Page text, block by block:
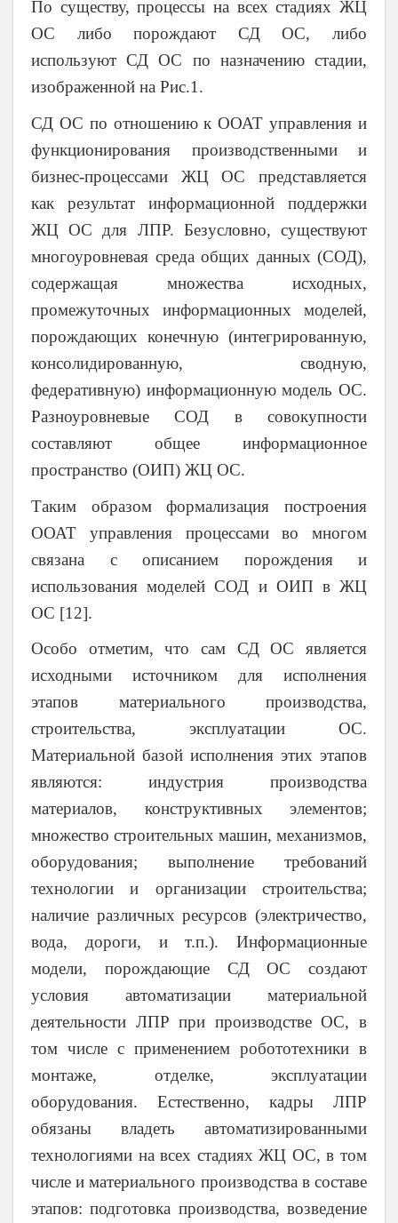
По существу, процессы на всех стадиях ЖЦ
ОС либо порождают СД ОС, либо
используют СД ОС по назначению стадии,
изображенной на Рис.1.
СД ОС по отношению к ООАТ управления и
функционирования производственными и
бизнес-процессами ЖЦ ОС представляется
как результат информационной поддержки
ЖЦ ОС для ЛПР. Безусловно, существуют
многоуровневая среда общих данных (СОД),
содержащая множества исходных,
промежуточных информационных моделей,
порождающих конечную (интегрированную,
консолидированную, сводную,
федеративную) информационную модель ОС.
Разноуровневые СОД в совокупности
составляют общее информационное
пространство (ОИП) ЖЦ ОС.
Таким образом формализация построения
ООАТ управления процессами во многом
связана с описанием порождения и
использования моделей СОД и ОИП в ЖЦ
ОС [12].
Особо отметим, что сам СД ОС является
исходными источником для исполнения
этапов материального производства,
строительства, эксплуатации ОС.
Материальной базой исполнения этих этапов
являются: индустрия производства
материалов, конструктивных элементов;
множество строительных машин, механизмов,
оборудования; выполнение требований
технологии и организации строительства;
наличие различных ресурсов (электричество,
вода, дороги, и т.п.). Информационные
модели, порождающие СД ОС создают
условия автоматизации материальной
деятельности ЛПР при производстве ОС, в
том числе с применением робототехники в
монтаже, отделке, эксплуатации
оборудования. Естественно, кадры ЛПР
обязаны владеть автоматизированными
технологиями на всех стадиях ЖЦ ОС, в том
числе и материального производства в составе
этапов: подготовка производства, возведение